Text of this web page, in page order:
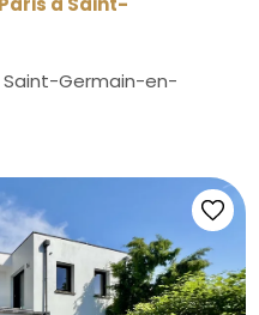
Saint-Germain-en-